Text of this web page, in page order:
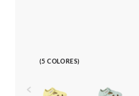
(5 COLORES)